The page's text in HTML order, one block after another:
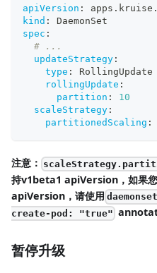
apiVersion :
kind :
DaemonSet
spec :
# ...
updateStrategy :
type :
RollingUpdate
rollingUpdate :
partition :
10
scaleStrategy :
partitionedScaling :
注意：
持v1beta1 apiVersion，如果
apiVersion，请使用
create-pod: "true"
暂停升级